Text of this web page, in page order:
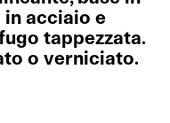
acciaio e
tappezzata.
o verniciato.